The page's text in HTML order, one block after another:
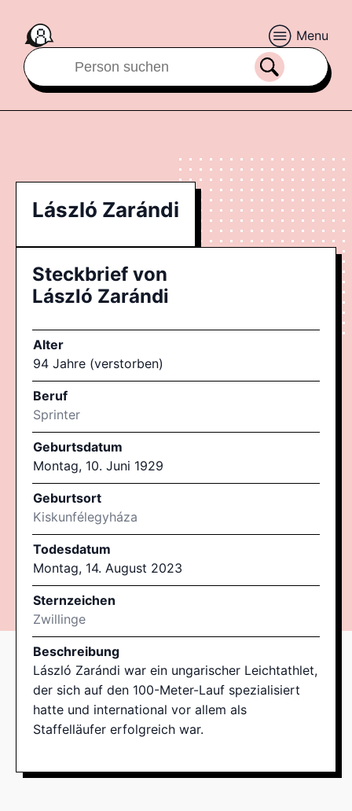
Menu
László Zarándi
Steckbrief von
László Zarándi
Alter
94 Jahre (verstorben)
Beruf
Sprinter
Geburtsdatum
Montag, 10. Juni 1929
Geburtsort
Kiskunfélegyháza
Todesdatum
Montag, 14. August 2023
Sternzeichen
Zwillinge
Beschreibung
László Zarándi war ein ungarischer Leichtathlet,
der sich auf den 100-Meter-Lauf spezialisiert
hatte und international vor allem als
Staffelläufer erfolgreich war.